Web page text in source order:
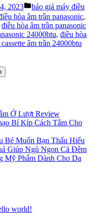
2023
Posted
in
báo giá máy điều
hòa âm trần panasonic,
điều hòa âm trần panasonic
24000btu, điều hòa
âm trần 24000btu
Ở Lượt Review
Bí Kíp Cách Tắm Cho
Bé Muốn Bạn Thấu Hiểu
Giúp Ngủ Ngon Cả Đêm
Mỹ Phẩm Dành Cho Da
world!